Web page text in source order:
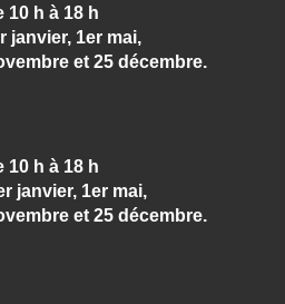
h à 18 h
janvier, 1er mai,
et 25 décembre.
h à 18 h
janvier, 1er mai,
et 25 décembre.